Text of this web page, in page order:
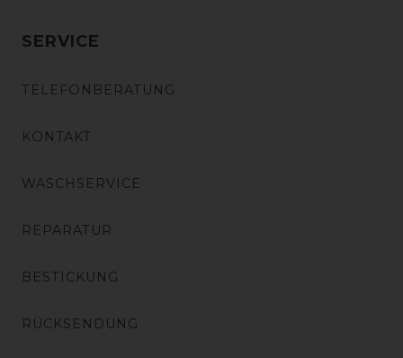
SERVICE
TELEFONBERATUNG
KONTAKT
WASCHSERVICE
REPARATUR
BESTICKUNG
RÜCKSENDUNG